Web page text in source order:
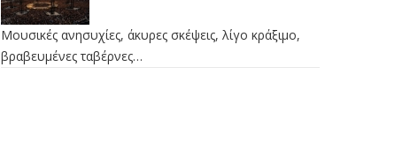
Μουσικές ανησυχίες, άκυρες σκέψεις, λίγο κράξιμο,
βραβευμένες ταβέρνες…